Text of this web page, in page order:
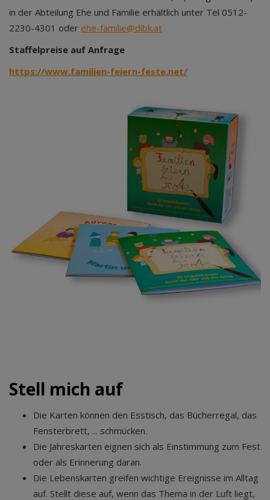
in der Abteilung Ehe und Familie erhältlich unter Tel 0512-
2230-4301 oder ehe-familie@dibk.at
Staffelpreise auf Anfrage
https://www.familien-feiern-feste.net/
Stell mich auf
Die Karten können den Esstisch, das Bücherregal, das
Fensterbrett, ... schmücken.
Die Jahreskarten eignen sich als Einstimmung zum Fest
oder als Erinnerung daran.
Die Lebenskarten greifen wichtige Ereignisse im Alltag
auf. Stellt diese auf, wenn das Thema in der Luft liegt,